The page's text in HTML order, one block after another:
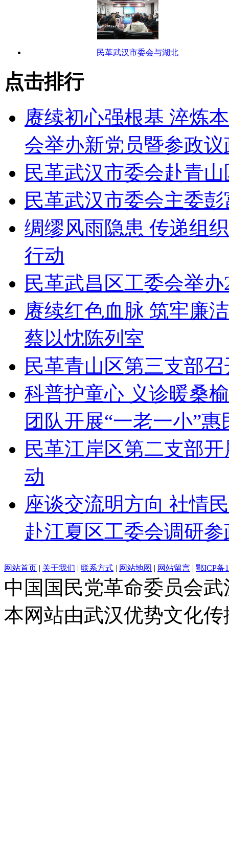
民革武汉市委会与湖北
点击排行
赓续初心强根基 淬炼
会举办新党员暨参政
民革武汉市委会赴青
民革武汉市委会主委
绸缪风雨隐患 传递组
行动
民革武昌区工委会举
赓续红色血脉 筑牢廉
蔡以忱陈列室
民革青山区第三支部
科普护童心 义诊暖桑
团队开展“一老一小”惠
民革江岸区第二支部
动
座谈交流明方向 社情
赴江夏区工委会调研
网站首页 | 关于我们 | 联系方式 | 网站地图 | 网站留言 | 鄂ICP备
中国国民党革命委员会
本网站由武汉优势文化